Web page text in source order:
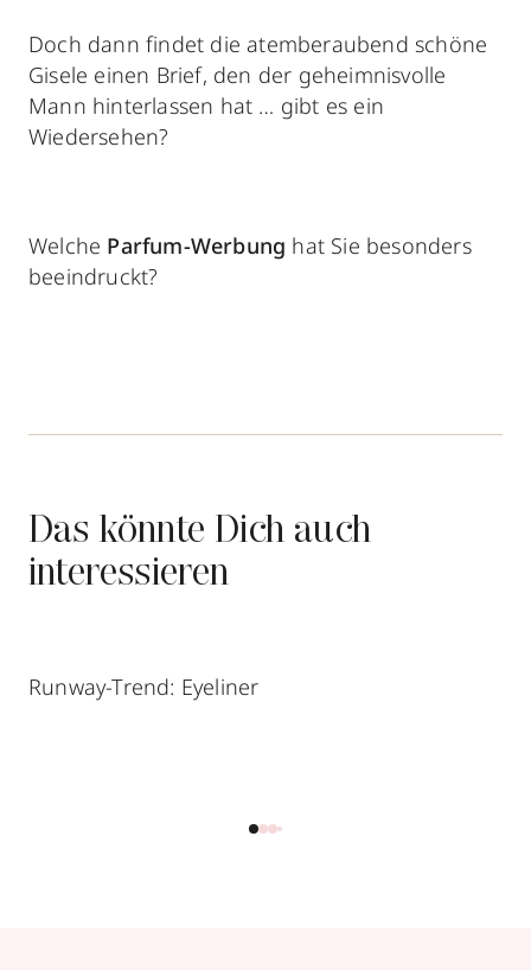
Doch dann findet die atemberaubend schöne
Gisele einen Brief, den der geheimnisvolle
Mann hinterlassen hat … gibt es ein
Wiedersehen?
Welche Parfum-Werbung hat Sie besonders
beeindruckt?
Das könnte Dich auch
interessieren
Runway-Trend: Eyeliner